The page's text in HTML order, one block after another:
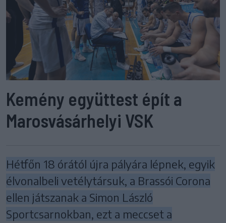
Kemény együttest épít a
Marosvásárhelyi VSK
Hétfőn 18 órától újra pályára lépnek, egyik
élvonalbeli vetélytársuk, a Brassói Corona
ellen játszanak a Simon László
Sportcsarnokban, ezt a meccset a